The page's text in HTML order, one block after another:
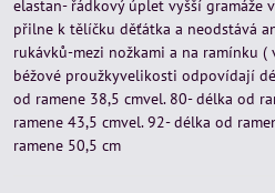
elastan- řádkový úplet vyšší gramáže
přilne k tělíčku děťátka a neodstává
rukávků-mezi nožkami a na ramínku
béžové proužkyvelikosti odpovídají
od ramene 38,5 cmvel. 80- délka od
ramene 43,5 cmvel. 92- délka od
ramene 50,5 cm